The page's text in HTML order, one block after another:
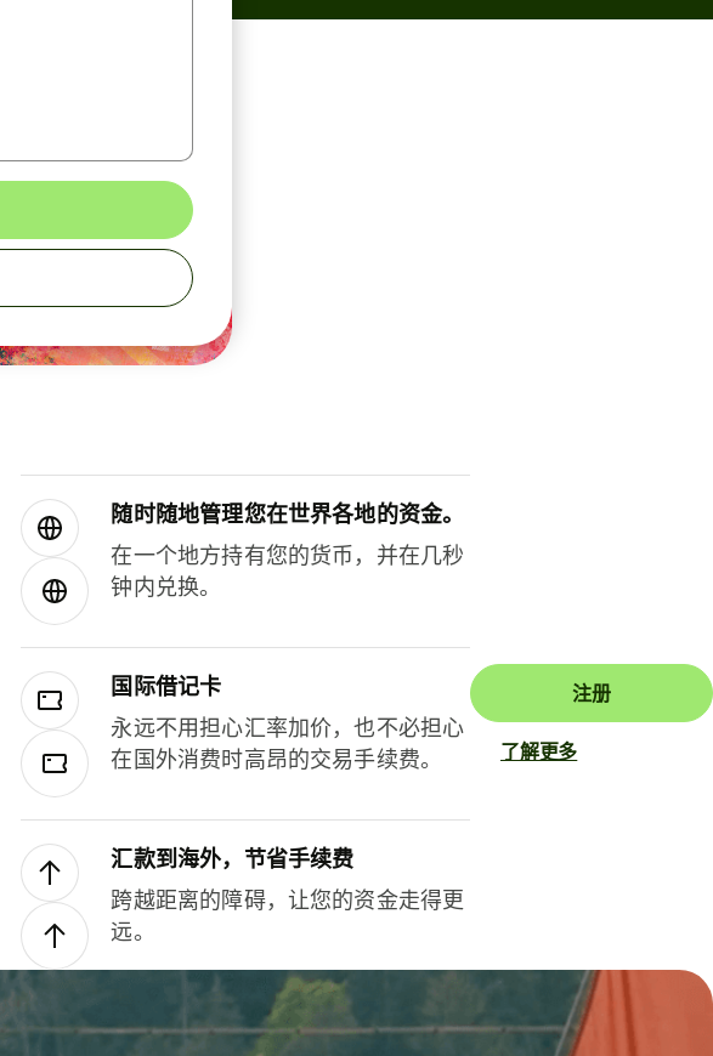
随时随地管理您在世界各地的资金。
在一个地方持有您的货币，并在几秒
钟内兑换。
国际借记卡
永远不用担心汇率加价，也不必担心
在国外消费时高昂的交易手续费。
汇款到海外，节省手续费
跨越距离的障碍，让您的资金走得更
远。
注册
了解更多